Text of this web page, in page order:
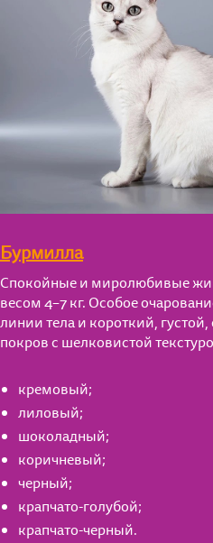
Бурмилла
Спокойные и миролюбивые
весом 4–7 кг. Особое
линии тела и короткий,
покров с шелковистой
кремовый;
лиловый;
шоколадный;
коричневый;
черный;
крапчато-голубой;
крапчато-черный.